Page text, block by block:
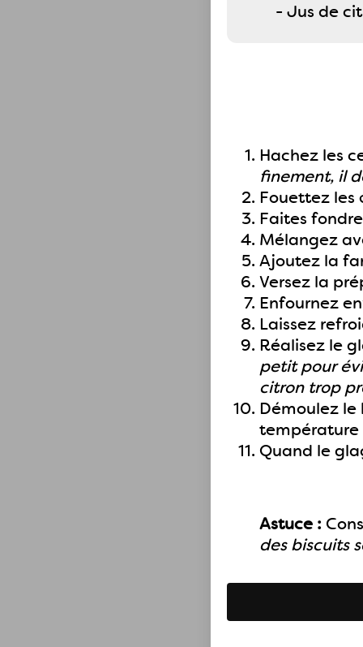
- Jus de
Hachez les
finement, il
Fouettez
Faites
Mélangez
Ajoutez la
Versez la
Enfournez
Laissez
Réalisez le
petit pour
citron trop
Démoulez
Quand le
Astuce :
des biscuits